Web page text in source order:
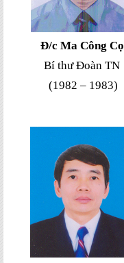
Đ/c Ma Công Cọ
Bí thư Đoàn TN
(1982 – 1983)